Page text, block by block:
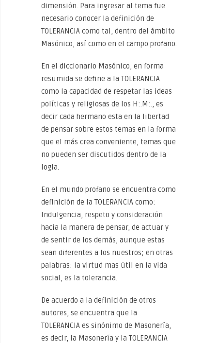
dimensión. Para ingresar al tema fue
necesario conocer la definición de
TOLERANCIA como tal, dentro del ámbito
Masónico, así como en el campo profano.
En el diccionario Masónico, en forma
resumida se define a la TOLERANCIA
como la capacidad de respetar las ideas
políticas y religiosas de los H:.M:., es
decir cada hermano esta en la libertad
de pensar sobre estos temas en la forma
que el más crea conveniente, temas que
no pueden ser discutidos dentro de la
logia.
En el mundo profano se encuentra como
definición de la TOLERANCIA como:
Indulgencia, respeto y consideración
hacia la manera de pensar, de actuar y
de sentir de los demás, aunque estas
sean diferentes a los nuestros; en otras
palabras: la virtud mas útil en la vida
social, es la tolerancia.
De acuerdo a la definición de otros
autores, se encuentra que la
TOLERANCIA es sinónimo de Masonería,
es decir, la Masonería y la TOLERANCIA